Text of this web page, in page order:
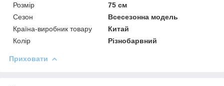
Розмір
75 см
Сезон
Всесезонна модель
Країна-виробник товару
Китай
Колір
Різнобарвний
Приховати